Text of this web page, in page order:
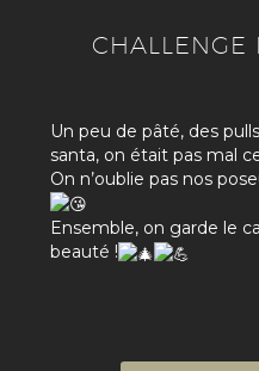
CHALLENGE
Un peu de pâté, des
santa, on était pas mal
On n’oublie pas nos
Ensemble, on garde le
beauté !